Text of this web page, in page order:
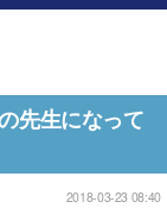
先生になって
2018-03-23 08:40